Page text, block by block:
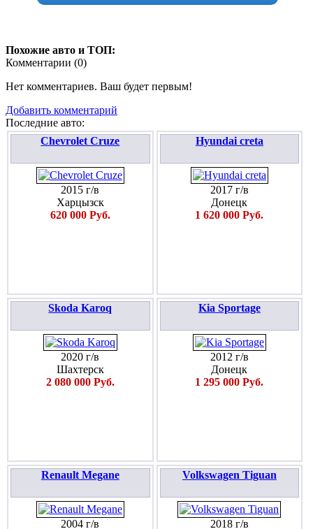
Похожие авто и ТОП:
Комментарии (0)
Нет комментариев. Ваш будет первым!
Добавить комментарий
Последние авто:
Chevrolet Cruze
2015 г/в
Харцызск
620 000 Руб.
Hyundai creta
2017 г/в
Донецк
1 620 000 Руб.
Skoda Karoq
2020 г/в
Шахтерск
2 080 000 Руб.
Kia Sportage
2012 г/в
Донецк
1 295 000 Руб.
Renault Megane
2004 г/в
Volkswagen Tiguan
2018 г/в